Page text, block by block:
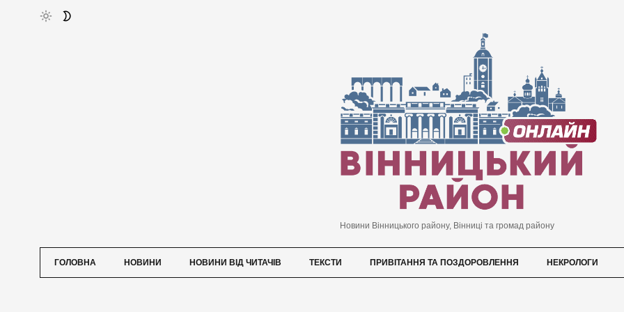
Новини Вінницького району, Вінниці та громад району
ГОЛОВНА НОВИНИ НОВИНИ ВІД ЧИТАЧІВ ТЕКСТИ ПРИВІТАННЯ ТА ПОЗДОРОВЛЕННЯ НЕКРОЛОГИ